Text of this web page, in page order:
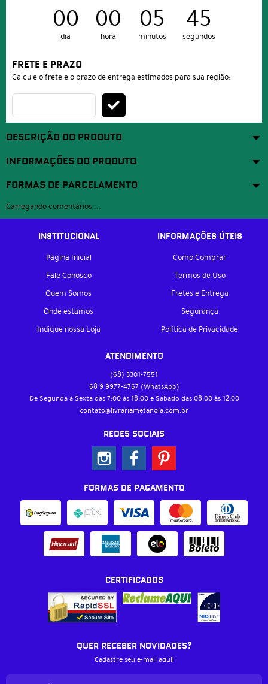
00
dia
00
hora
05
minutos
45
segundos
FRETE E PRAZO
Calcule o frete e o prazo de entrega estimados para sua região:
DESCRIÇÃO DO PRODUTO
INFORMAÇÕES DO PRODUTO
FORMAS DE PARCELAMENTO
Carregando comentários ...
INSTITUCIONAL
Página Inicial
Fale Conosco
Quem Somos
Onde estamos
Indique nossa Loja
INFORMAÇÕES ÚTEIS
Como Comprar
Termos de Uso
Fretes e Entrega
Segurança
Política de Privacidade
ATENDIMENTO
(68) 3301-7551
68 9 9977-4767 (WhatsApp)
De Segunda à Sexta das 7:00 às 18:00 e Sábado das 08:00 às 12:00
contato@livrariametanoia.com.br
REDES SOCIAIS
FORMAS DE PAGAMENTO
CERTIFICADOS
QUER RECEBER NOVIDADES?
Cadastre seu e-mail aqui!